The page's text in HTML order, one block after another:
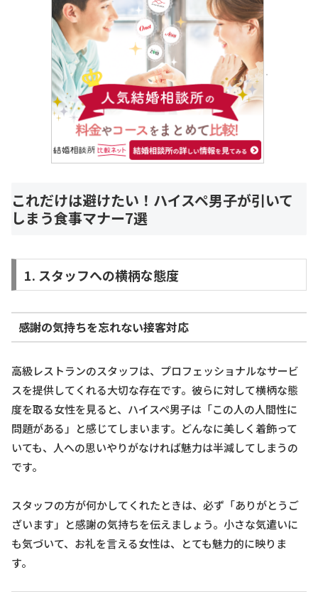
これだけは避けたい！ハイスペ男子が引いて
しまう食事マナー7選
1. スタッフへの横柄な態度
感謝の気持ちを忘れない接客対応
高級レストランのスタッフは、プロフェッショナルなサービ
スを提供してくれる大切な存在です。彼らに対して横柄な態
度を取る女性を見ると、ハイスペ男子は「この人の人間性に
問題がある」と感じてしまいます。どんなに美しく着飾って
いても、人への思いやりがなければ魅力は半減してしまうの
です。
スタッフの方が何かしてくれたときは、必ず「ありがとうご
ざいます」と感謝の気持ちを伝えましょう。小さな気遣いに
も気づいて、お礼を言える女性は、とても魅力的に映りま
す。